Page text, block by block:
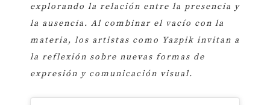
explorando la relación entre la presencia y
la ausencia. Al combinar el vacío con la
materia, los artistas como Yazpik invitan a
la reflexión sobre nuevas formas de
expresión y comunicación visual.